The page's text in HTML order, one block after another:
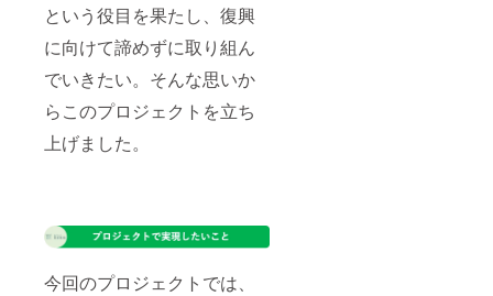
という役目を果たし、復興
に向けて諦めずに取り組ん
でいきたい。そんな思いか
らこのプロジェクトを立ち
上げました。
今回のプロジェクトでは、